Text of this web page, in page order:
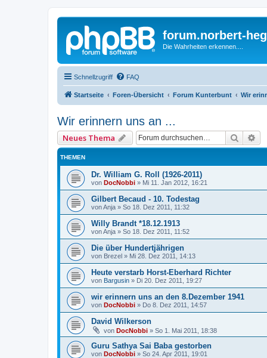
forum.norbert-
Die Wahrheiten erkennen....
Schnellzugriff FAQ
Startseite Foren-Übersicht Forum Kunterbunt Wir
Wir erinnern uns an ...
Neues Thema Suche
THEMEN
Dr. William G. Roll (1926-2011)
von DocNobbi » Mi 11. Jan 2012, 16:21
Gilbert Becaud - 10. Todestag
vonAnja » So 18. Dez 2011, 11:32
Willy Brandt *18.12.1913
vonAnja » So 18. Dez 2011, 11:52
Die über Hundertjährigen
von Brezel » Mi 28. Dez 2011, 14:13
Heute verstarb Horst-Eberhard Richter
von Bargusin » Di 20. Dez 2011, 19:27
wir erinnern uns an den 8.Dezember 1941
von DocNobbi » Do 8. Dez 2011, 14:57
David Wilkerson
von DocNobbi » So 1. Mai 2011, 18:38
Guru Sathya Sai Baba gestorben
von DocNobbi » So 24. Apr 2011, 19:01